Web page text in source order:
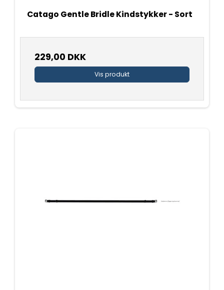
Catago Gentle Bridle Kindstykker - Sort
229,00 DKK
Vis produkt